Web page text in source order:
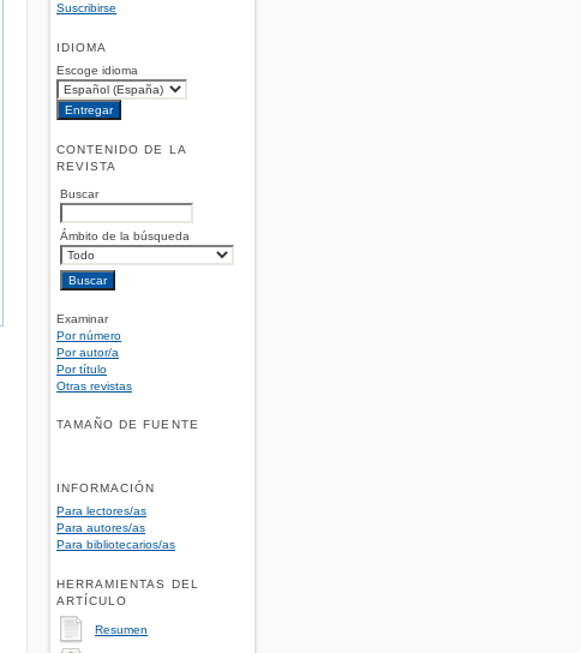
Suscribirse
IDIOMA
Escoge idioma
CONTENIDO DE LA
REVISTA
Buscar
Ámbito de la búsqueda
Examinar
Por número
Por autor/a
Por título
Otras revistas
TAMAÑO DE FUENTE
INFORMACIÓN
Para lectores/as
Para autores/as
Para bibliotecarios/as
HERRAMIENTAS DEL
ARTÍCULO
Resumen